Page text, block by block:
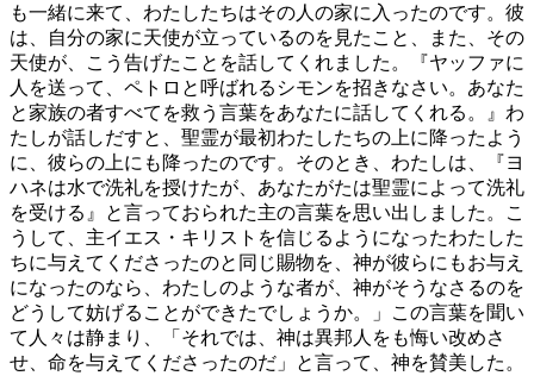
も一緒に来て、わたしたちはその人の家に入ったのです。彼
は、自分の家に天使が立っているのを見たこと、また、その
天使が、こう告げたことを話してくれました。『ヤッファに
人を送って、ペトロと呼ばれるシモンを招きなさい。あなた
と家族の者すべてを救う言葉をあなたに話してくれる。』わ
たしが話しだすと、聖霊が最初わたしたちの上に降ったよう
に、彼らの上にも降ったのです。そのとき、わたしは、『ヨ
ハネは水で洗礼を授けたが、あなたがたは聖霊によって洗礼
を受ける』と言っておられた主の言葉を思い出しました。こ
うして、主イエス・キリストを信じるようになったわたした
ちに与えてくださったのと同じ賜物を、神が彼らにもお与え
になったのなら、わたしのような者が、神がそうなさるのを
どうして妨げることができたでしょうか。」この言葉を聞い
て人々は静まり、「それでは、神は異邦人をも悔い改めさ
せ、命を与えてくださったのだ」と言って、神を賛美した。